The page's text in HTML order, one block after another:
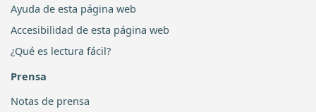
Ayuda de esta página web
Accesibilidad de esta página web
¿Qué es lectura fácil?
Prensa
Notas de prensa